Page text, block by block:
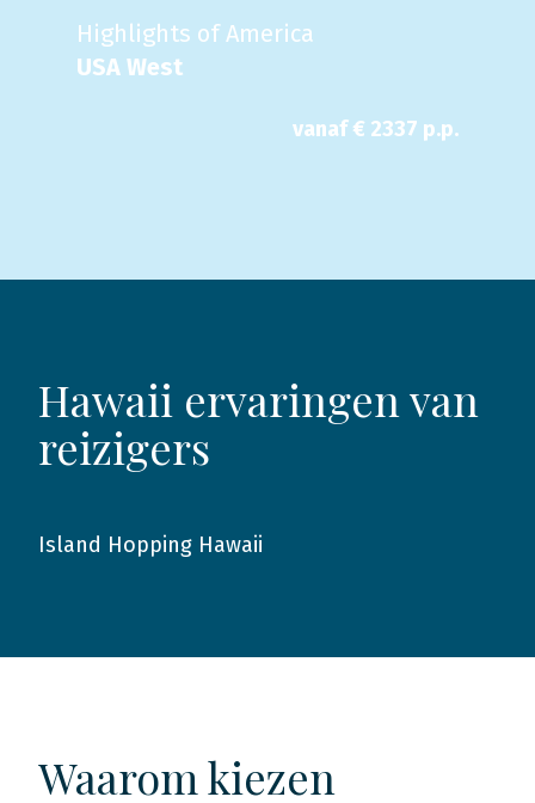
Highlights of America
USA West
vanaf € 2337 p.p.
Hawaii ervaringen van
reizigers
2014
Island Hopping Hawaii
Waarom kiezen